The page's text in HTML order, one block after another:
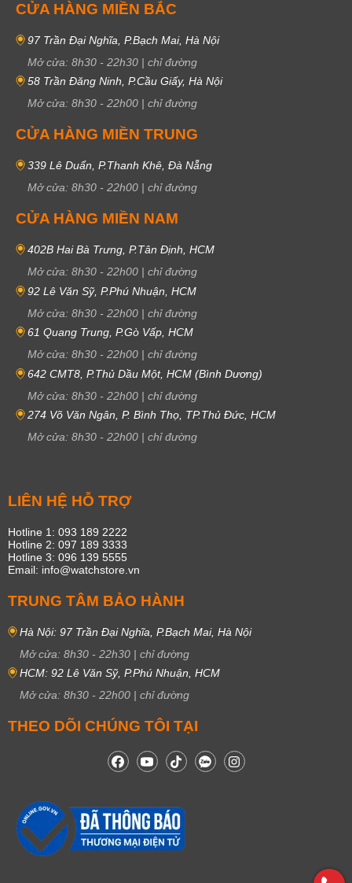
CỬA HÀNG MIỀN BẮC
97 Trần Đại Nghĩa, P.Bạch Mai, Hà Nội
Mở cửa: 8h30 - 22h30 | chỉ đường
58 Trần Đăng Ninh, P.Cầu Giấy, Hà Nội
Mở cửa: 8h30 - 22h00 | chỉ đường
CỬA HÀNG MIỀN TRUNG
339 Lê Duẩn, P.Thanh Khê, Đà Nẵng
Mở cửa: 8h30 - 22h00 | chỉ đường
CỬA HÀNG MIỀN NAM
402B Hai Bà Trưng, P.Tân Định, HCM
Mở cửa: 8h30 - 22h00 | chỉ đường
92 Lê Văn Sỹ, P.Phú Nhuận, HCM
Mở cửa: 8h30 - 22h00 | chỉ đường
61 Quang Trung, P.Gò Vấp, HCM
Mở cửa: 8h30 - 22h00 | chỉ đường
642 CMT8, P.Thủ Dầu Một, HCM (Bình Dương)
Mở cửa: 8h30 - 22h00 | chỉ đường
274 Võ Văn Ngân, P. Bình Thọ, TP.Thủ Đức, HCM
Mở cửa: 8h30 - 22h00 | chỉ đường
LIÊN HỆ HỖ TRỢ
Hotline 1: 093 189 2222
Hotline 2: 097 189 3333
Hotline 3: 096 139 5555
Email: info@watchstore.vn
TRUNG TÂM BẢO HÀNH
Hà Nội: 97 Trần Đại Nghĩa, P.Bạch Mai, Hà Nội
Mở cửa: 8h30 - 22h30 | chỉ đường
HCM: 92 Lê Văn Sỹ, P.Phú Nhuận, HCM
Mở cửa: 8h30 - 22h00 | chỉ đường
THEO DÕI CHÚNG TÔI TẠI